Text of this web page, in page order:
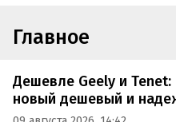
Главное
Дешевле Geely и Tenet:
новый дешевый и